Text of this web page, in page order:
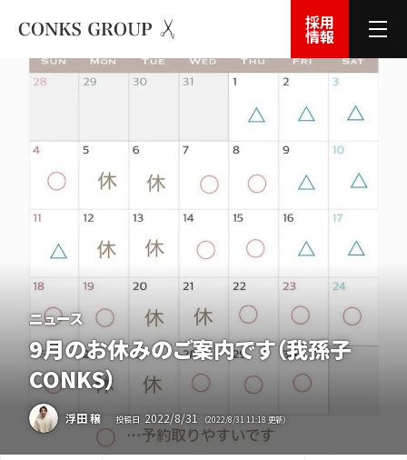
採用
情報
ニュース
9月のお休みのご案内です（我孫子
CONKS）
浮田 穣 投稿日 2022/8/31 （2022/8/31 11:18 更新）